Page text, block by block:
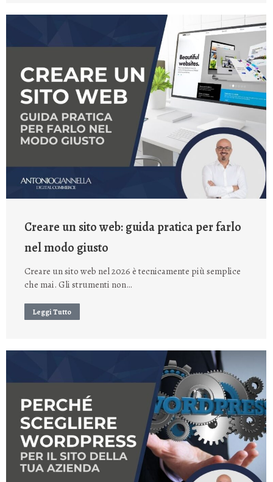
Creare un sito web: guida pratica per farlo
nel modo giusto
Creare un sito web nel 2026 è tecnicamente più semplice
che mai. Gli strumenti non…
Leggi Tutto